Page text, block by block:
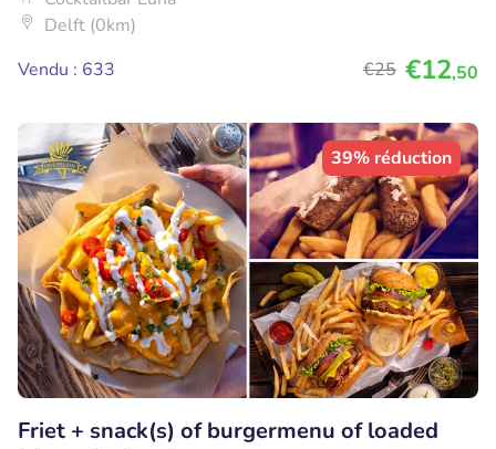
Delft (0km)
Vendu : 633
€25 €12,50
39% réduction
Friet + snack(s) of burgermenu of loaded